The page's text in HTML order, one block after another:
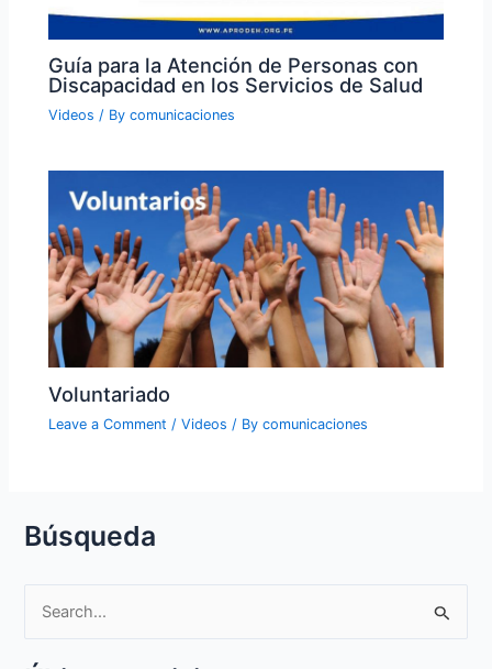
Guía para la Atención de Personas con
Discapacidad en los Servicios de Salud
Videos / Bycomunicaciones
Voluntariado
Leave a Comment /Videos / Bycomunicaciones
Búsqueda